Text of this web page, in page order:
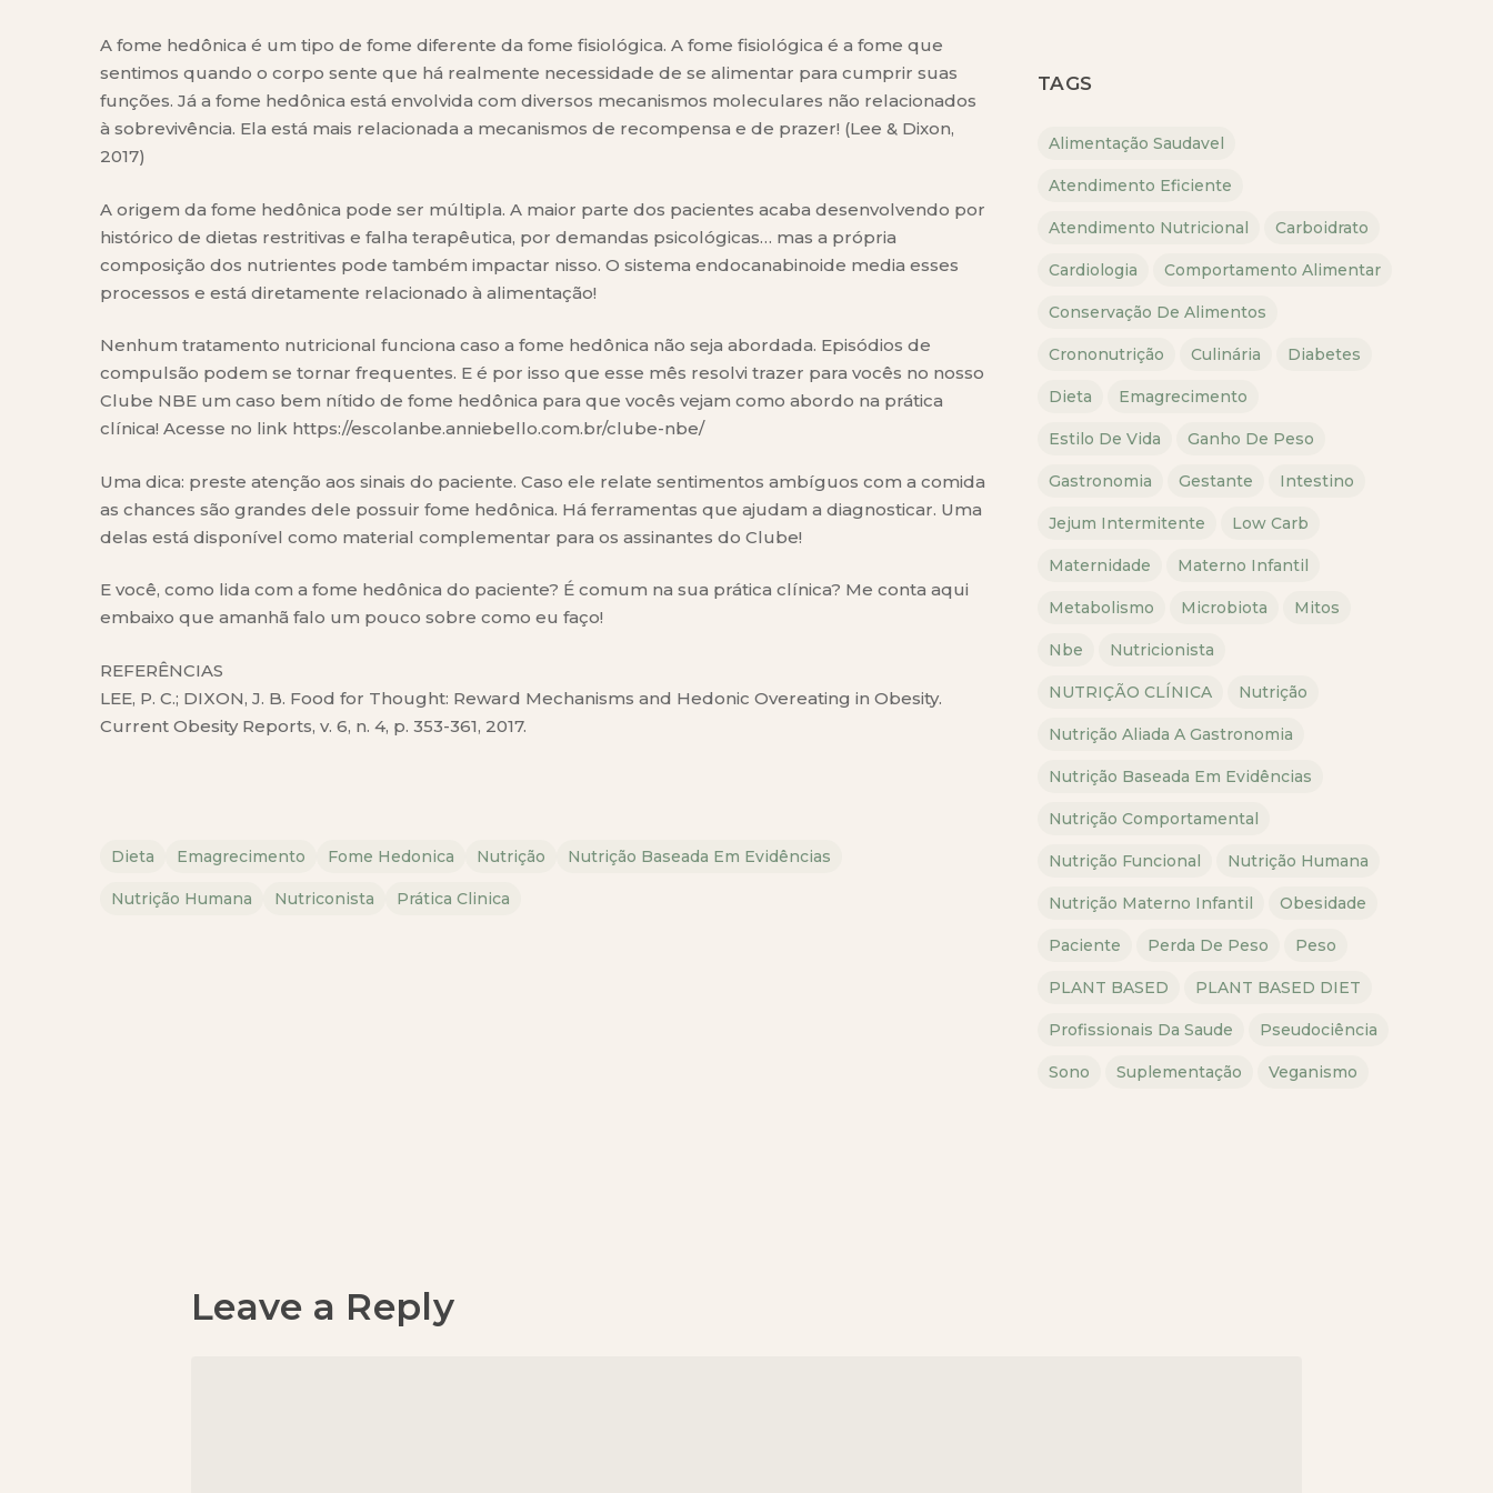
A fome hedônica é um tipo de fome diferente da fome fisiológica. A fome fisiológica é a fome que
sentimos quando o corpo sente que há realmente necessidade de se alimentar para cumprir suas
funções. Já a fome hedônica está envolvida com diversos mecanismos moleculares não relacionados
à sobrevivência. Ela está mais relacionada a mecanismos de recompensa e de prazer! (Lee & Dixon,
2017)
A origem da fome hedônica pode ser múltipla. A maior parte dos pacientes acaba desenvolvendo por
histórico de dietas restritivas e falha terapêutica, por demandas psicológicas… mas a própria
composição dos nutrientes pode também impactar nisso. O sistema endocanabinoide media esses
processos e está diretamente relacionado à alimentação!
Nenhum tratamento nutricional funciona caso a fome hedônica não seja abordada. Episódios de
compulsão podem se tornar frequentes. E é por isso que esse mês resolvi trazer para vocês no nosso
Clube NBE um caso bem nítido de fome hedônica para que vocês vejam como abordo na prática
clínica! Acesse no link https://escolanbe.anniebello.com.br/clube-nbe/
Uma dica: preste atenção aos sinais do paciente. Caso ele relate sentimentos ambíguos com a comida
as chances são grandes dele possuir fome hedônica. Há ferramentas que ajudam a diagnosticar. Uma
delas está disponível como material complementar para os assinantes do Clube!
E você, como lida com a fome hedônica do paciente? É comum na sua prática clínica? Me conta aqui
embaixo que amanhã falo um pouco sobre como eu faço!
REFERÊNCIAS
LEE, P. C.; DIXON, J. B. Food for Thought: Reward Mechanisms and Hedonic Overeating in Obesity.
Current Obesity Reports, v. 6, n. 4, p. 353-361, 2017.
Dieta Emagrecimento Fome Hedonica Nutrição Nutrição Baseada Em Evidências
Nutrição Humana Nutriconista Prática Clinica
TAGS
Alimentação Saudavel
Atendimento Eficiente
Atendimento Nutricional Carboidrato
Cardiologia Comportamento Alimentar
Conservação De Alimentos
Crononutrição Culinária Diabetes
Dieta Emagrecimento
Estilo De Vida Ganho De Peso
Gastronomia Gestante Intestino
Jejum Intermitente Low Carb
Maternidade Materno Infantil
Metabolismo Microbiota Mitos
Nbe Nutricionista
NUTRIÇÃO CLÍNICA Nutrição
Nutrição Aliada A Gastronomia
Nutrição Baseada Em Evidências
Nutrição Comportamental
Nutrição Funcional Nutrição Humana
Nutrição Materno Infantil Obesidade
Paciente Perda De Peso Peso
PLANT BASED PLANT BASED DIET
Profissionais Da Saude Pseudociência
Sono Suplementação Veganismo
Leave a Reply